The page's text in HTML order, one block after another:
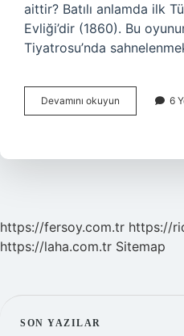
aittir? Batılı anlamda ilk
Evliği’dir (1860). Bu
Tiyatrosu’nda
Devamını okuyun
Nerede
6
https://fersoy.com.tr https://
https://laha.com.tr Sitemap
SON YAZILAR